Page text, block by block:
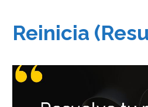
Reinicia